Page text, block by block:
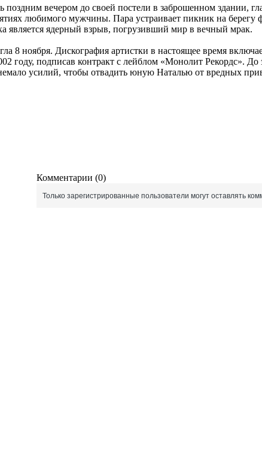
поздним вечером до своей постели в заброшенном здании,
любимого мужчины. Пара устраивает пикник на
является ядерный взрыв, погрузивший мир в вечный мрак.
8 ноября. Дискография артистки в настоящее время
году, подписав контракт с лейблом «Монолит Рекордс».
усилий, чтобы отвадить юную Наталью от вредных
Комментарии (0)
Только зарегистрированные пользователи могут оставлять